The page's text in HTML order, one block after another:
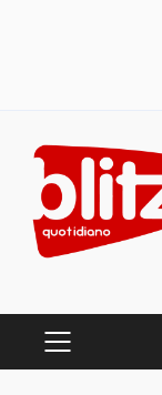
content
PRIMARY